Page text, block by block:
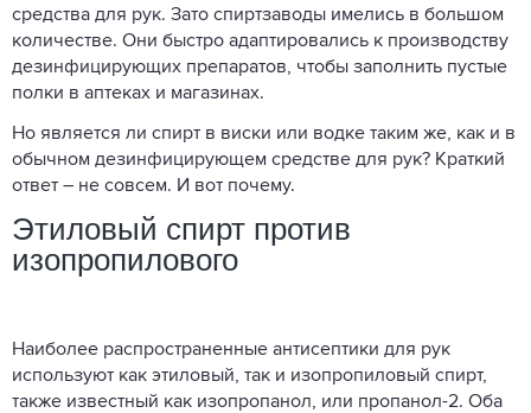
средства для рук. Зато спиртзаводы имелись в большом
количестве. Они быстро адаптировались к производству
дезинфицирующих препаратов, чтобы заполнить пустые
полки в аптеках и магазинах.
Но является ли спирт в виски или водке таким же, как и в
обычном дезинфицирующем средстве для рук? Краткий
ответ – не совсем. И вот почему.
Этиловый спирт против
изопропилового
Наиболее распространенные антисептики для рук
используют как этиловый, так и изопропиловый спирт,
также известный как изопропанол, или пропанол-2. Оба